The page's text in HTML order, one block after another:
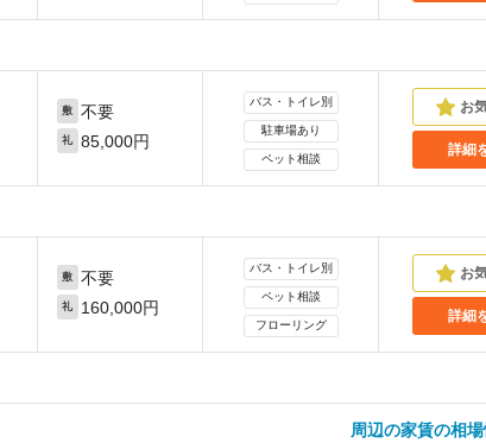
敷 不要
礼 85,000円
バス・トイレ別
駐車場あり
ペット相談
詳細
敷 不要
礼 160,000円
バス・トイレ別
ペット相談
フローリング
詳細
周辺の家賃の相